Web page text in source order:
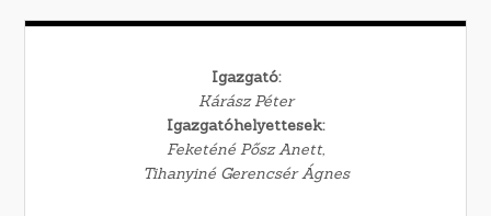
Igazgató:
Kárász Péter
Igazgatóhelyettesek:
Feketéné Pősz Anett,
Tihanyiné Gerencsér Ágnes